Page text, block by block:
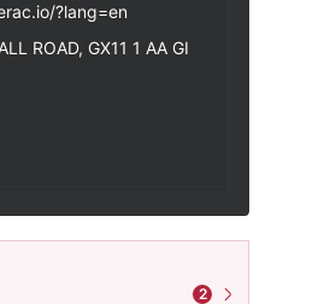
?lang=en
ROAD, GX11 1 AA GI
2